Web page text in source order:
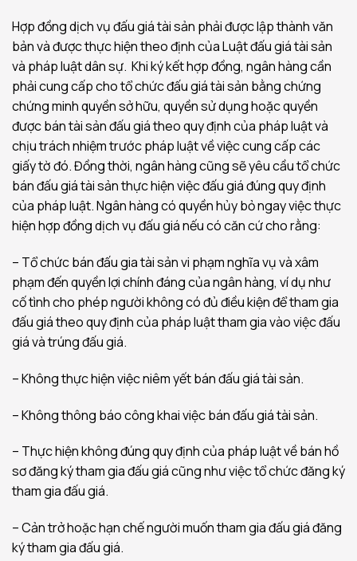
Hợp đồng dịch vụ đấu giá tài sản phải được lập thành văn
bản và được thực hiện theo định của Luật đấu giá tài sản
và pháp luật dân sự. Khi ký kết hợp đồng, ngân hàng cần
phải cung cấp cho tổ chức đấu giá tài sản bằng chứng
chứng minh quyền sở hữu, quyền sử dụng hoặc quyền
được bán tài sản đấu giá theo quy định của pháp luật và
chịu trách nhiệm trước pháp luật về việc cung cấp các
giấy tờ đó. Đồng thời, ngân hàng cũng sẽ yêu cầu tổ chức
bán đấu giá tài sản thực hiện việc đấu giá đúng quy định
của pháp luật. Ngân hàng có quyền hủy bỏ ngay việc thực
hiện hợp đồng dịch vụ đấu giá nếu có căn cứ cho rằng:
– Tổ chức bán đấu gia tài sản vi phạm nghĩa vụ và xâm
phạm đến quyền lợi chính đáng của ngân hàng, ví dụ như
cố tình cho phép người không có đủ điều kiện để tham gia
đấu giá theo quy định của pháp luật tham gia vào việc đấu
giá và trúng đấu giá.
– Không thực hiện việc niêm yết bán đấu giá tài sản.
– Không thông báo công khai việc bán đấu giá tài sản.
– Thực hiện không đúng quy định của pháp luật về bán hồ
sơ đăng ký tham gia đấu giá cũng như việc tổ chức đăng ký
tham gia đấu giá.
– Cản trở hoặc hạn chế người muốn tham gia đấu giá đăng
ký tham gia đấu giá.